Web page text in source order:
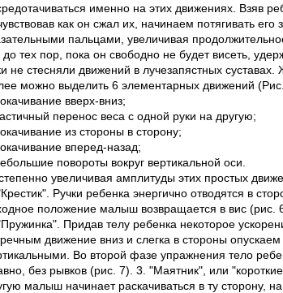
именно на этих движениях. Взяв
как он сжал их, начинаем потягивать
пальцами, увеличивая
до тех пор, пока он свободно не будет висеть,
не стесняли движений в лучезапястных
можно выделить 6 элементарных движений
вверх-вниз;
перенос веса с одной руки на другую;
из стороны в сторону;
вперед-назад;
повороты вокруг вертикальной оси.
увеличивая амплитуды этих простых
Ручки ребенка энергично отводятся в
положение малыш возвращается в вис (рис.
Придав телу ребенка некоторое
движение вниз и слегка в стороны
Во второй фазе упражнения тело
без рывков (рис. 7). 3. "Маятник", или
малыш начинает раскачиваться в ту сторону,